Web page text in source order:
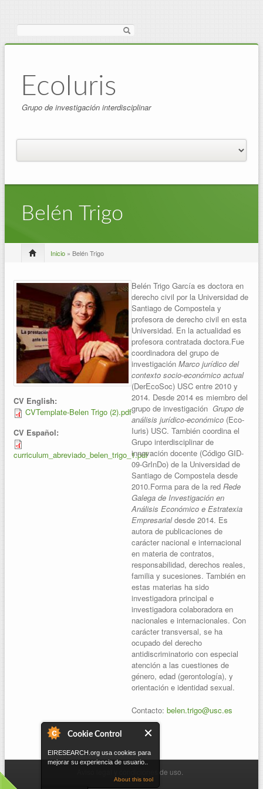
Cookie Control
EIRESEARCH.org usa cookies para
mejorar su experiencia de usuario..
About this tool
EcoIuris
Grupo de investigación interdisciplinar
Belén Trigo
Inicio » Belén Trigo
CV English:
CVTemplate-Belen Trigo (2).pdf
CV Español:
curriculum_abreviado_belen_trigo_1.pdf
Belén Trigo García es doctora en
derecho civil por la Universidad de
Santiago de Compostela y
profesora de derecho civil en esta
Universidad. En la actualidad es
profesora contratada doctora.Fue
coordinadora del grupo de
investigación Marco jurídico del
contexto socio-económico actual
(DerEcoSoc) USC entre 2010 y
2014. Desde 2014 es miembro del
grupo de investigación Grupo de
análisis jurídico-económico (Eco-
Iuris) USC. También coordina el
Grupo interdisciplinar de
innovación docente (Código GID-
09-GrInDo) de la Universidad de
Santiago de Compostela desde
2010.Forma para de la red Rede
Galega de Investigación en
Análisis Económico e Estratexia
Empresarialdesde 2014. Es
autora de publicaciones de
carácter nacional e internacional
en materia de contratos,
responsabilidad, derechos reales,
familia y sucesiones. También en
estas materias ha sido
investigadora principal e
investigadora colaboradora en
nacionales e internacionales. Con
carácter transversal, se ha
ocupado del derecho
antidiscriminatorio con especial
atención a las cuestiones de
género, edad (gerontología), y
orientación e identidad sexual.
Contacto: belen.trigo@usc.es
Aviso legal y condiciones de uso.